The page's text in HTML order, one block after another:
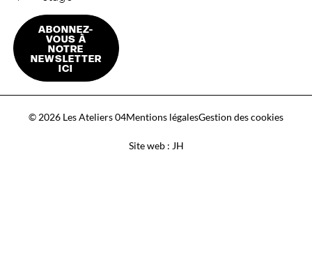
ABONNEZ-
VOUS À
NOTRE
NEWSLETTER
ICI
© 2026 Les Ateliers 04Mentions légalesGestion des cookies
Site web : JH